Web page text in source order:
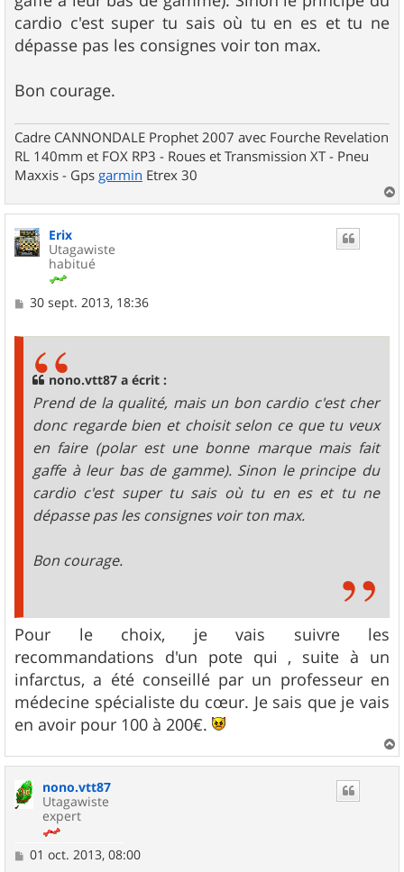
cardio c'est super tu sais où tu en es et tu ne
dépasse pas les consignes voir ton max.
Bon courage.
Cadre CANNONDALE Prophet 2007 avec Fourche Revelation
RL 140mm et FOX RP3 - Roues et Transmission XT - Pneu
Maxxis - Gps garmin Etrex 30
a
u
Erix
Utagawiste
habitué
M
30 sept. 2013, 18:36
nono.vtt87 a écrit :
Prend de la qualité, mais un bon cardio c'est cher
donc regarde bien et choisit selon ce que tu veux
en faire (polar est une bonne marque mais fait
gaffe à leur bas de gamme). Sinon le principe du
cardio c'est super tu sais où tu en es et tu ne
dépasse pas les consignes voir ton max.
Bon courage.
Pour le choix, je vais suivre les
recommandations d'un pote qui , suite à un
infarctus, a été conseillé par un professeur en
médecine spécialiste du cœur. Je sais que je vais
en avoir pour 100 à 200€.
a
nono.vtt87
Utagawiste
expert
M
01 oct. 2013, 08:00